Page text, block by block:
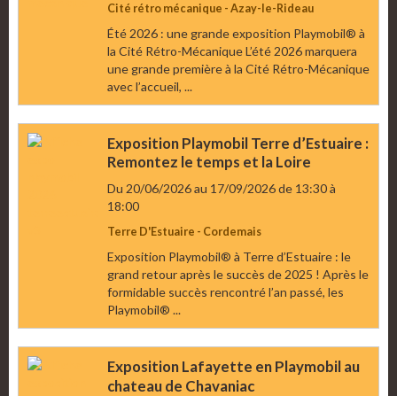
Cité rétro mécanique - Azay-le-Rideau
Été 2026 : une grande exposition Playmobil® à
la Cité Rétro-Mécanique L’été 2026 marquera
une grande première à la Cité Rétro-Mécanique
avec l’accueil, ...
Exposition Playmobil Terre d’Estuaire :
Remontez le temps et la Loire
Du 20/06/2026au 17/09/2026de 13:30à
18:00
Terre D'Estuaire - Cordemais
Exposition Playmobil® à Terre d’Estuaire : le
grand retour après le succès de 2025 ! Après le
formidable succès rencontré l’an passé, les
Playmobil® ...
Exposition Lafayette en Playmobil au
chateau de Chavaniac